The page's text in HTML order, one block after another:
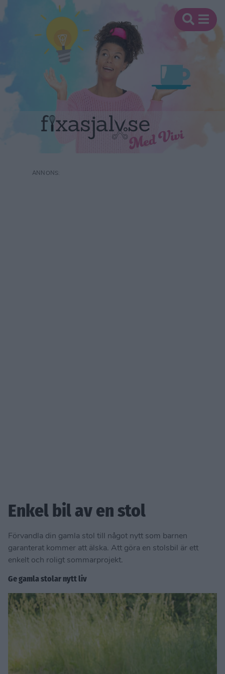
Enkel bil av en stol
Förvandla din gamla stol till något nytt som barnen
garanterat kommer att älska. Att göra en stolsbil är ett
enkelt och roligt sommarprojekt.
Ge gamla stolar nytt liv